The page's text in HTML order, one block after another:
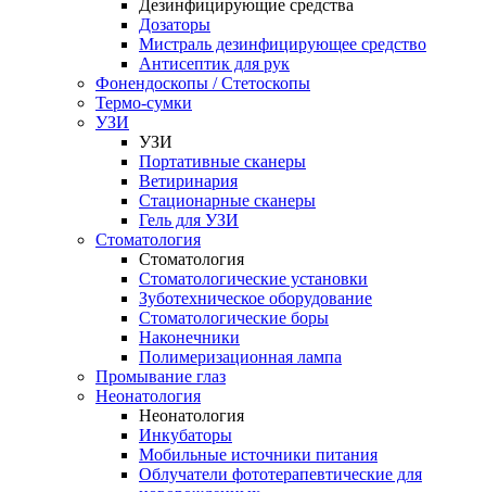
Дезинфицирующие средства
Дозаторы
Мистраль дезинфицирующее средство
Антисептик для рук
Фонендоскопы / Стетоскопы
Термо-сумки
УЗИ
УЗИ
Портативные сканеры
Ветиринария
Стационарные сканеры
Гель для УЗИ
Стоматология
Стоматология
Стоматологические установки
Зуботехническое оборудование
Стоматологические боры
Наконечники
Полимеризационная лампа
Промывание глаз
Неонатология
Неонатология
Инкубаторы
Мобильные источники питания
Облучатели фототерапевтические для